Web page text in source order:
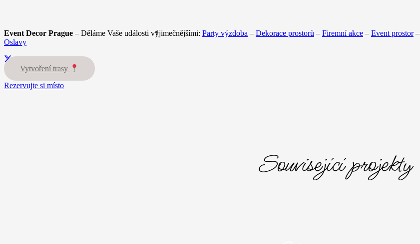
Event Decor Prague – Děláme Vaše události výjimečnějšími: Party výzdoba – Dekorace prostorů – Firemní akce – Event prostor–
Oslavy
Vytvoření trasy
Rezervujte si místo
Související projekty